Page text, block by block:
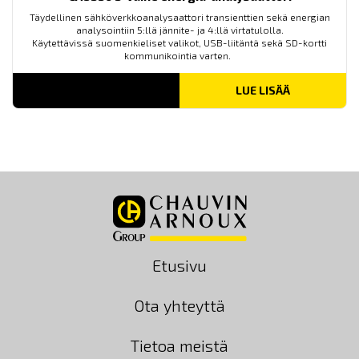
Täydellinen sähköverkkoanalysaattori transienttien sekä energian
analysointiin 5:llä jännite- ja 4:llä virtatulolla.
Käytettävissä suomenkieliset valikot, USB-liitäntä sekä SD-kortti
kommunikointia varten.
LUE LISÄÄ
Etusivu
Ota yhteyttä
Tietoa meistä